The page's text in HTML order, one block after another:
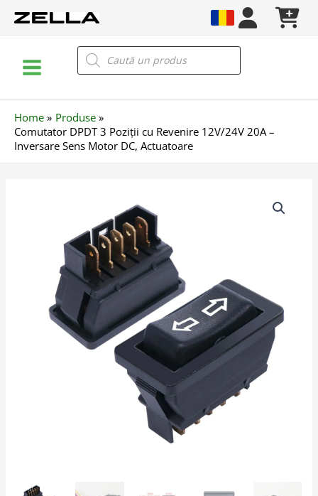
Menu
Products
search
Home
Produse
Comutator DPDT 3 Poziții cu Revenire 12V/24V 20A –
Inversare Sens Motor DC, Actuatoare
Revenire
12V/24V